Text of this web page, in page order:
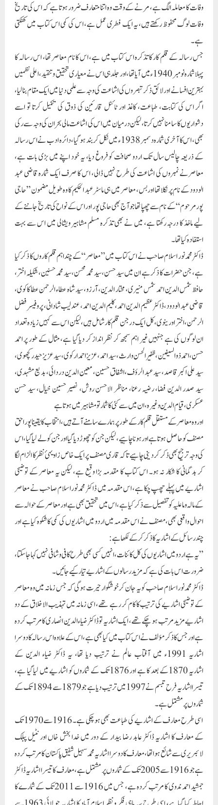
وفات کا معاملہ الگ ہے، مرنے کے وقت وہ اتنا متعارف ضرور ہوتا ہے کہ اس کی تاریخ
وفات لوگ محفوظ رکھتے ہیں، یہ ایک فطری عمل ہے، اس کی کمی اس کتاب میں کھٹکتی
ہے۔
جس رسالہ کے قلم کار کا تذکرہ اس کتاب میں ہے، اس کا نام معاصر تھا، اس رسالہ کا
پہلاشمارہ نومبر 1940ء میں آیا تھا، اور جلدہی اس نے معیاری تحقیق وتنقید،اعلی نظمیں
بہترین افسانے اور لائق ذکر تبصروں کی اشاعت کی وجہ سے علمی دنیا میں ایک مقام بنا لیا،
اگر اس کی کتابت، طباعت، کاغذ اور ٹائٹل قارئین کی ذوق کی تکمیل کرتا تو اسے
دشواریوں کا سامنا نہیں کرتا، لیکن درمیان میں اس کی اشاعت مالی بحران کی وجہ سے رکی
بھی، اس کا آخری شمارہ دسمبر 1938ء میں نکل کر بند ہو گیا، دائرہ ادب نے اس رسالہ
کے ذریعہ چالیس سال تک اردو صحافت کو فروغ دیا، یہ خود اپنے میں بڑی بات ہے،
معاصرنے نمبروں کی اشاعت کی طرح نہیں ڈالی، اس کا صرف ایک شمارہ قاضی عبد
الودود کے نام پر نکلا تھا اور بس، معاصر میں ہی ماسٹر عبد الحکیم کا وہ طویل مضمون ”حاجی
پور مرحوم“کے نام سے چھپا تھا جو آج بھی حاجی پور اور اس کے نواح کی تاریخ جاننے کے
لیے ماخذ کا درجہ رکھتا ہے، میں نے بھی تذکرہ مسلم مشاہیر ویشالی میں اس سے بہت
استفادہ کیا تھا ۔
ڈاکٹر محمدنور اسلام صاحب نے اس کتاب میں ”معاصر“ کے چند اہم قلم کاروں کا ذکر کیا
ہے، جن حضرات کا ذکر ہے ان میں سید حسن، سید محمد محسن، سید محمد حسنین، شکیلہ اختر،
حافظ شمس الدین احمد شمس منیری، مختار الدین، آرزو، سید شاہ عطاء الرحمن عطا کاکوی،
قاضی عبد الودود، ڈاکٹر عظیم الدین احمد، کلیم الدین احمد، عندلیب شادانی، پروفیسر فضل
الرحمن، اختر اورینوی، کل ایک درجن قلم کارشامل ہیں، لیکن اس سے کہیں زیادہ تعداد
ان لوگوں کی ہے جنہیں غیر اہم سمجھ کر نظر انداز کر دیا گیا ہے، مثال کے طور پر احمد
حسن، احمد ذو السیفین، ظفیر الحسن وارث، سید احمد، عزیز احمد ارکوی، سید عزیز حیدر کچھوی،
سید علی اکبر قاصد، سید عبد الرؤف، اشفاق حسین، معین الدین دردائی، بدیع مشہدی،
سید صدر الدین فضا، رضیہ رعنا، مناظر الاحسن روش، نصیر حسین خیال، سید حسن
عسکری، قیام الدین وغیرہ،ا ن میں سے کئی کا شمار تو مشاہیر میں ہوتا ہے
اور وہ معاصر کے مستقل قلم کار کے طور پر ہمارے سامنے آتے ہیں، انتخاب کا یقینا پورا حق
مصنف کو حاصل ہوتا ہے اور ہونا چاہیے، لیکن جن کو چھوڑ دیا گیا اور جن کو لے لیا گیا، اس
کی وجہ ترجیح بھی ذکر کر دینی چاہیے تاکہ قاری مصنف پر ایک خاص زاویہئ نظر کا الزام لگا
کر بد گمانی کا شکار نہ ہو۔ اس کتاب کا مقدمہ بڑا وقیع ہے، لیکن یہ معاصر کے توضیحی
اشاریے میں پہلے چھپ چکا ہے، اس مقدمہ میں ڈاکٹر محمدنور اسلام صاحب نے معاصر
کے مالہ وما علیہ کو تفصیل سے ذکر کیا ہے،ا س میں تحقیق بھی ہے او رمعاصر کے حوالہ سے
احوال واقعی بھی، مصنف نے اس مقدمہ میں اردو میں اشاریوں کی کمی کا شکوہ کیاہے اور
چند رسائل کے اشاریہ کا ذکر کرکے لکھا ہے:
”یہ ہے اردو میں اشاریوں کی کل کائنات، انہیں کسی بھی طرح کا فی وشافی نہیں کہا جا سکتا،
ضرورت اس بات کی ہے کہ مزید رسالوں کے اشاریے تیار کیے جائیں۔
ڈاکٹر محمدنور اسلام صاحب کو یہ جان کر خوشگوار حیرت ہوگی کہ جس زمانہ میں وہ معاصر
کے توضیحی اشاریے کی ترتیب کا کام کر رہے تھے، اسی زمانہ میں تہذیب الاخلاق کے دو
اشاریے مزید مرتب ہو چکے تھے، ایک اشاریہ توڈاکٹر ضیاء الدین انصاری کا مرتب کردہ
ہے اور جس کا ذکر مؤلف نے اس کتاب میں کیا بھی ہے، اس کے علاوہ اس رسالہ کا دوسرا
اشاریہ 1991ء میں آفتاب عالم نے ترتیب دیا تھا، یہ ڈاکٹر ضیاء الدین کے
اشاریہ 1870کے بعد کا ہے اور 1876تک کے شماروں کو اشاریے میں لیا گیا ہے،
تیسرا اشاریہ فرح تبسم نے 1997میں ترتیب دیا ہے جو 1879سے 1894تک کے
شماروں پر مشتمل ہے۔
اسی طرح معارف کے اشاریے کی طباعت بھی ہو چکی ہے۔ 1916سے 1970تک
کے معارف کا اشاریہ ڈاکٹر عابد رضا بیدار کے دور میں خدا بخش خاں اورنٹیل پبلک
لائبریری سے شائع ہوا تھا، معارف کا دوسرا اشاریہ محمد سہیل شفیق پاکستان کا مرتب کردہ
ہے جو 1916سے 2005تک کے شماروں پر مشتمل ہے، معارف کا تیسرا اشاریہ ڈاکٹر
جمشید احمد ندوی کا مرتب کردہ ہے، جس میں 1916سے 2011تک کے شمارے کا